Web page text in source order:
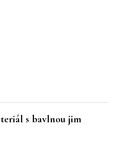
s bavlnou jim